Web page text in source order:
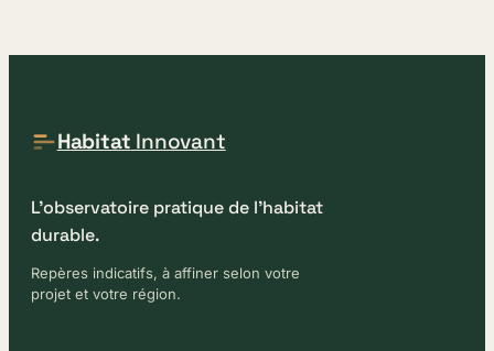
Habitat Innovant
L'observatoire pratique de l'habitat
durable.
Repères indicatifs, à affiner selon votre
projet et votre région.